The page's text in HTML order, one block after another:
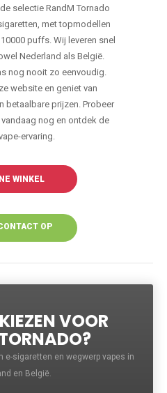
selectie RandM Tornado
met topmodellen
puffs. Wij leveren snel
Nederland als België.
nog nooit zo eenvoudig.
website en geniet van
betaalbare prijzen. Probeer
nog en ontdek de
ervaring.
WINKEL
OP
VOOR
e-sigaretten en wegwerp vapes in
en België.